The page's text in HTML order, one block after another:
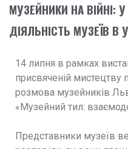
МУЗЕЙНИКИ НА ВІЙНІ:
ДІЯЛЬНІСТЬ МУЗЕЇВ
14 липня в рамках
присвяченій мистецтву
розмова музейників
«Музейний тил:
Представники музеїв